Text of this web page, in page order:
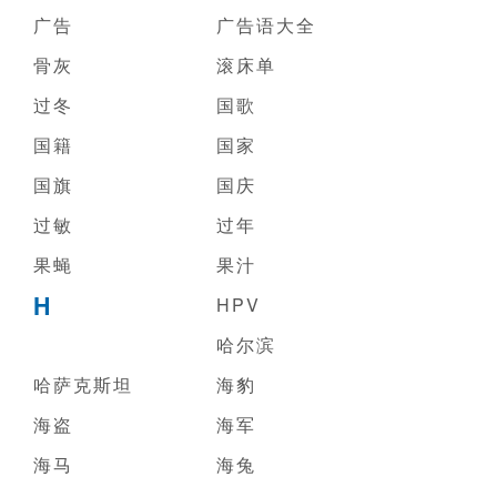
广告
广告语大全
骨灰
滚床单
过冬
国歌
国籍
国家
国旗
国庆
过敏
过年
果蝇
果汁
H
HPV
哈尔滨
哈萨克斯坦
海豹
海盗
海军
海马
海兔